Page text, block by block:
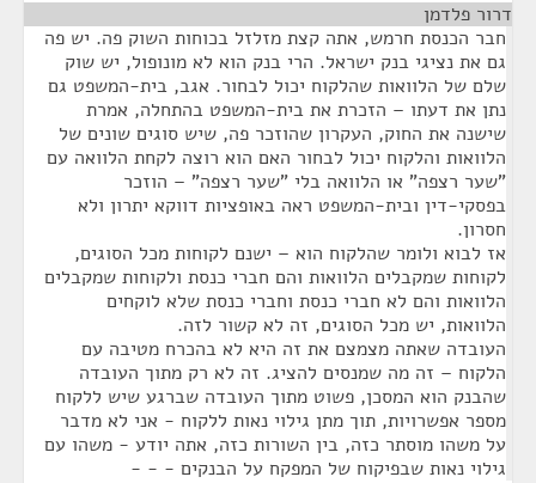
דרור פלדמן
חבר הכנסת חרמש, אתה קצת מזלזל בכוחות השוק פה. יש פה
גם את נציגי בנק ישראל. הרי בנק הוא לא מונופול, יש שוק
שלם של הלוואות שהלקוח יכול לבחור. אגב, בית-המשפט גם
נתן את דעתו – הזכרת את בית-המשפט בהתחלה, אמרת
שישנה את החוק, העקרון שהוזכר פה, שיש סוגים שונים של
הלוואות והלקוח יכול לבחור האם הוא רוצה לקחת הלוואה עם
"שער רצפה" או הלוואה בלי "שער רצפה" – הוזכר
בפסקי-דין ובית-המשפט ראה באופציות דווקא יתרון ולא
חסרון.
אז לבוא ולומר שהלקוח הוא – ישנם לקוחות מכל הסוגים,
לקוחות שמקבלים הלוואות והם חברי כנסת ולקוחות שמקבלים
הלוואות והם לא חברי כנסת וחברי כנסת שלא לוקחים
הלוואות, יש מכל הסוגים, זה לא קשור לזה.
העובדה שאתה מצמצם את זה היא לא בהכרח מטיבה עם
הלקוח – זה מה שמנסים להציג. זה לא רק מתוך העובדה
שהבנק הוא המסכן, פשוט מתוך העובדה שברגע שיש ללקוח
מספר אפשרויות, תוך מתן גילוי נאות ללקוח - אני לא מדבר
על משהו מוסתר כזה, בין השורות כזה, אתה יודע - משהו עם
גילוי נאות שבפיקוח של המפקח על הבנקים - - -